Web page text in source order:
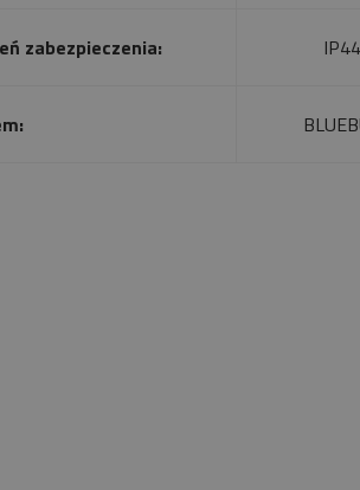
zabezpieczenia: IP44